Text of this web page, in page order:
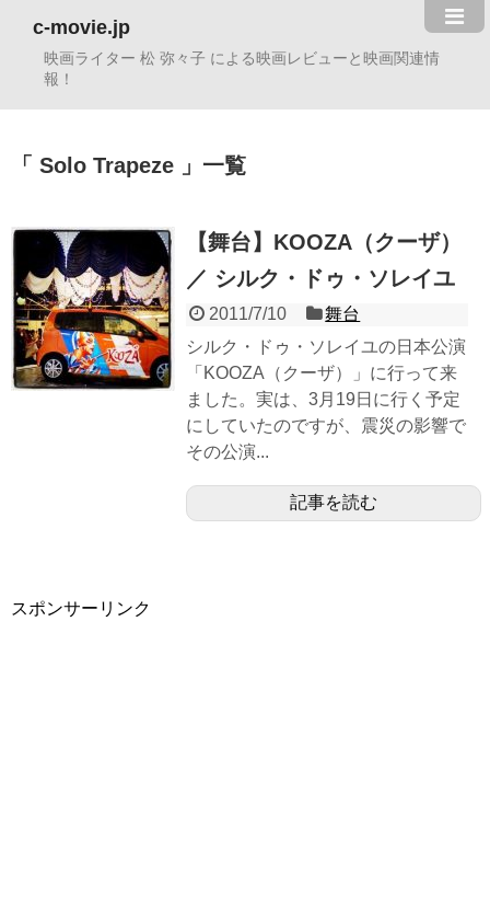
c-movie.jp
映画ライター 松 弥々子 による映画レビューと映画関連情
報！
Solo Trapeze 一覧
【舞台】KOOZA（クーザ）
／ シルク・ドゥ・ソレイユ
2011/7/10
舞台
シルク・ドゥ・ソレイユの日本公演
「KOOZA（クーザ）」に行って来
ました。実は、3月19日に行く予定
にしていたのですが、震災の影響で
その公演...
記事を読む
スポンサーリンク